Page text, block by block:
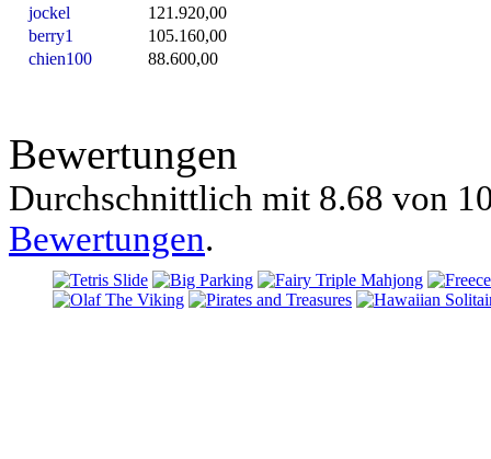
jockel
121.920,00
berry1
105.160,00
chien100
88.600,00
Bewertungen
Durchschnittlich mit 8.68 von
Bewertungen.